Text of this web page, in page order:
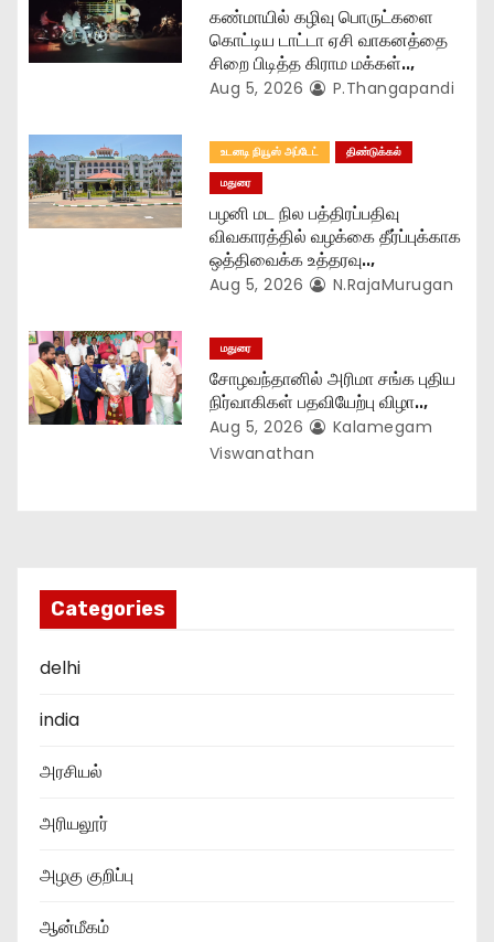
o
கண்மாயில் கழிவு பொருட்களை
கொட்டிய டாட்டா ஏசி வாகனத்தை
சிறை பிடித்த கிராம மக்கள்..,
Aug 5, 2026 P.Thangapandi
உடனடி நியூஸ் அப்டேட்
திண்டுக்கல்
மதுரை
பழனி மட நில பத்திரப்பதிவு
விவகாரத்தில் வழக்கை தீர்ப்புக்காக
ஒத்திவைக்க உத்தரவு..,
Aug 5, 2026 N.RajaMurugan
மதுரை
சோழவந்தானில் அரிமா சங்க புதிய
நிர்வாகிகள் பதவியேற்பு விழா..,
Aug 5, 2026
Kalamegam
Viswanathan
Categories
delhi
india
அரசியல்
அரியலூர்
அழகு குறிப்பு
ஆன்மீகம்